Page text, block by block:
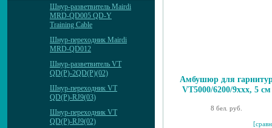
Шнур-разветвитель Mairdi
MRD-QD005 QD-Y
Training Cable
Шнур-переходник Mairdi
MRD-QD012
Шнур-разветвитель VT
QD(P)-2QD(P)(02)
Шнур-переходник VT
QD(P)-RJ9(03)
Шнур-переходник VT
QD(P)-RJ9(02)
Амбушюр для
VT5000/6200/9xxx, 5 см
8 бел. руб.